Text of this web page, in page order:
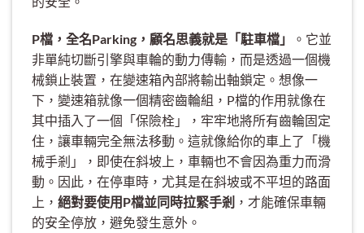
P檔，全名Parking，顧名思義就是「駐車檔」
。它並
非單純切斷引擎與車輪的動力傳輸，而是透過一個機
械鎖止裝置，在變速箱內部將輸出軸鎖定。想像一
下，變速箱就像一個精密齒輪組，P檔的作用就像在
其中插入了一個「保險栓」，牢牢地將所有齒輪固定
住，讓車輛完全無法移動。這就像給你的車上了「機
械手剎」，即使在斜坡上，車輛也不會因為重力而滑
動。因此，在停車時，尤其是在斜坡或不平坦的路面
上， 絕對要使用P檔並同時拉緊手剎 ，才能確保車輛
的安全停放，避免發生意外。